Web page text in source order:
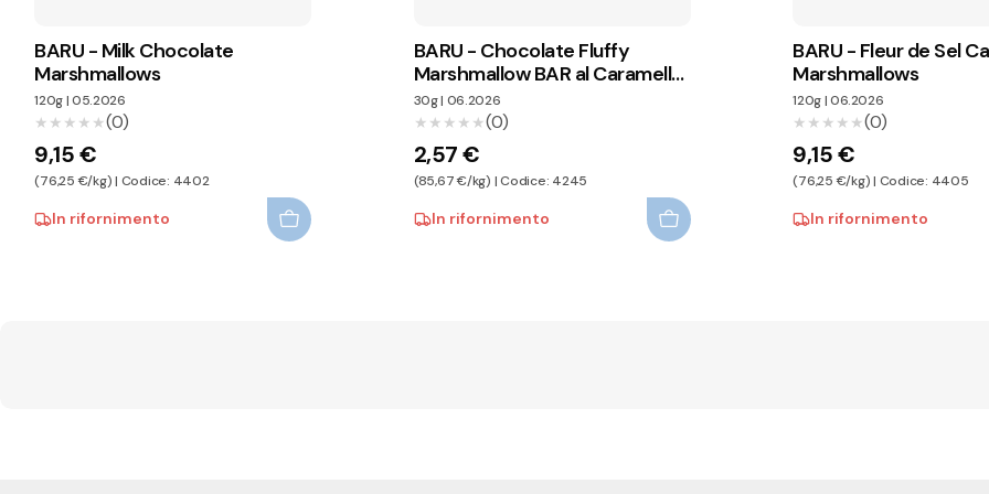
BARU - Milk Chocolate
Marshmallows
120g|05.2026
★★★★★
★★★★★(0)
9,15 €
(76,25 €/kg) | Codice: 4402
In rifornimento
BARU - Chocolate Fluffy
Marshmallow BAR al Caramello
Salato
30g| 06.2026
★★★★★
★★★★★(0)
2,57 €
(85,67 €/kg) | Codice: 4245
In rifornimento
BARU - Fleur de Sel
Marshmallows
120g|06.2026
★★★★★
★★★★★(0)
9,15 €
(76,25 €/kg) | Codice: 4405
In rifornimento